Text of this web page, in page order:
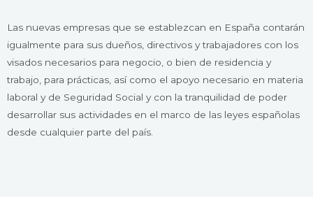
Las nuevas empresas que se establezcan en España contarán
igualmente para sus dueños, directivos y trabajadores con los
visados necesarios para negocio, o bien de residencia y
trabajo, para prácticas, así como el apoyo necesario en materia
laboral y de Seguridad Social y con la tranquilidad de poder
desarrollar sus actividades en el marco de las leyes españolas
desde cualquier parte del país.